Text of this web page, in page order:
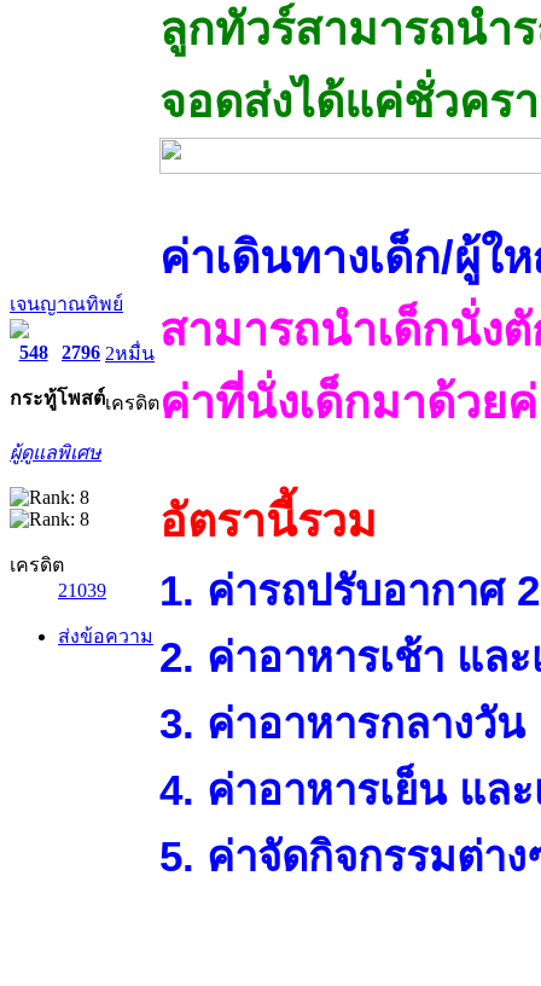
เจนญาณทิพย์
548
กระทู้
2796
โพสต์
2หมื่น
เครดิต
ผู้ดูแลพิเศษ
เครดิต
21039
ส่งข้อความ
ลูกทัวร์สามารถนำ
จอดส่งได้แค่ชั่วคร
ค่าเดินทางเด็ก/
สามารถนำเด็กนั่ง
ค่าที่นั่งเด็กมาด้วย
อัตรานี้รวม
1. ค่ารถปรับอากาศ
2. ค่าอาหารเช้า แล
3. ค่าอาหารกลางวัน
4. ค่าอาหารเย็น แล
5. ค่าจัดกิจกรรมต่าง